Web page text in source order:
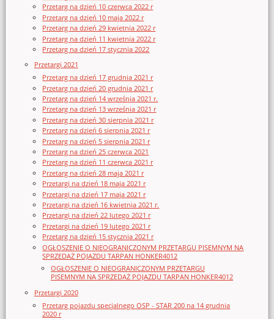
Przetarg na dzień 10 czerwca 2022 r
Przetarg na dzień 10 maja 2022 r
Przetarg na dzień 29 kwietnia 2022 r
Przetarg na dzień 11 kwietnia 2022 r
Przetarg na dzień 17 stycznia 2022
Przetargi 2021
Przetarg na dzień 17 grudnia 2021 r
Przetarg na dzień 20 grudnia 2021 r
Przetarg na dzień 14 września 2021 r.
Przetarg na dzień 13 września 2021 r
Przetarg na dzień 30 sierpnia 2021 r
Przetarg na dzień 6 sierpnia 2021 r
Przetarg na dzień 5 sierpnia 2021 r
Przetarg na dzień 25 czerwca 2021
Przetarg na dzień 11 czerwca 2021 r
Przetarg na dzień 28 maja 2021 r
Przetargi na dzień 18 maja 2021 r
Przetargi na dzień 17 maja 2021 r
Przetargi na dzień 16 kwietnia 2021 r.
Przetargi na dzień 22 lutego 2021 r
Przetargi na dzień 19 lutego 2021 r
Przetarg na dzień 15 stycznia 2021 r
OGŁOSZENIE O NIEOGRANICZONYM PRZETARGU PISEMNYM NA
SPRZEDAŻ POJAZDU TARPAN HONKER4012
OGŁOSZENIE O NIEOGRANICZONYM PRZETARGU
PISEMNYM NA SPRZEDAŻ POJAZDU TARPAN HONKER4012
Przetargi 2020
Przetarg pojazdu specjalnego OSP - STAR 200 na 14 grudnia
2020 r